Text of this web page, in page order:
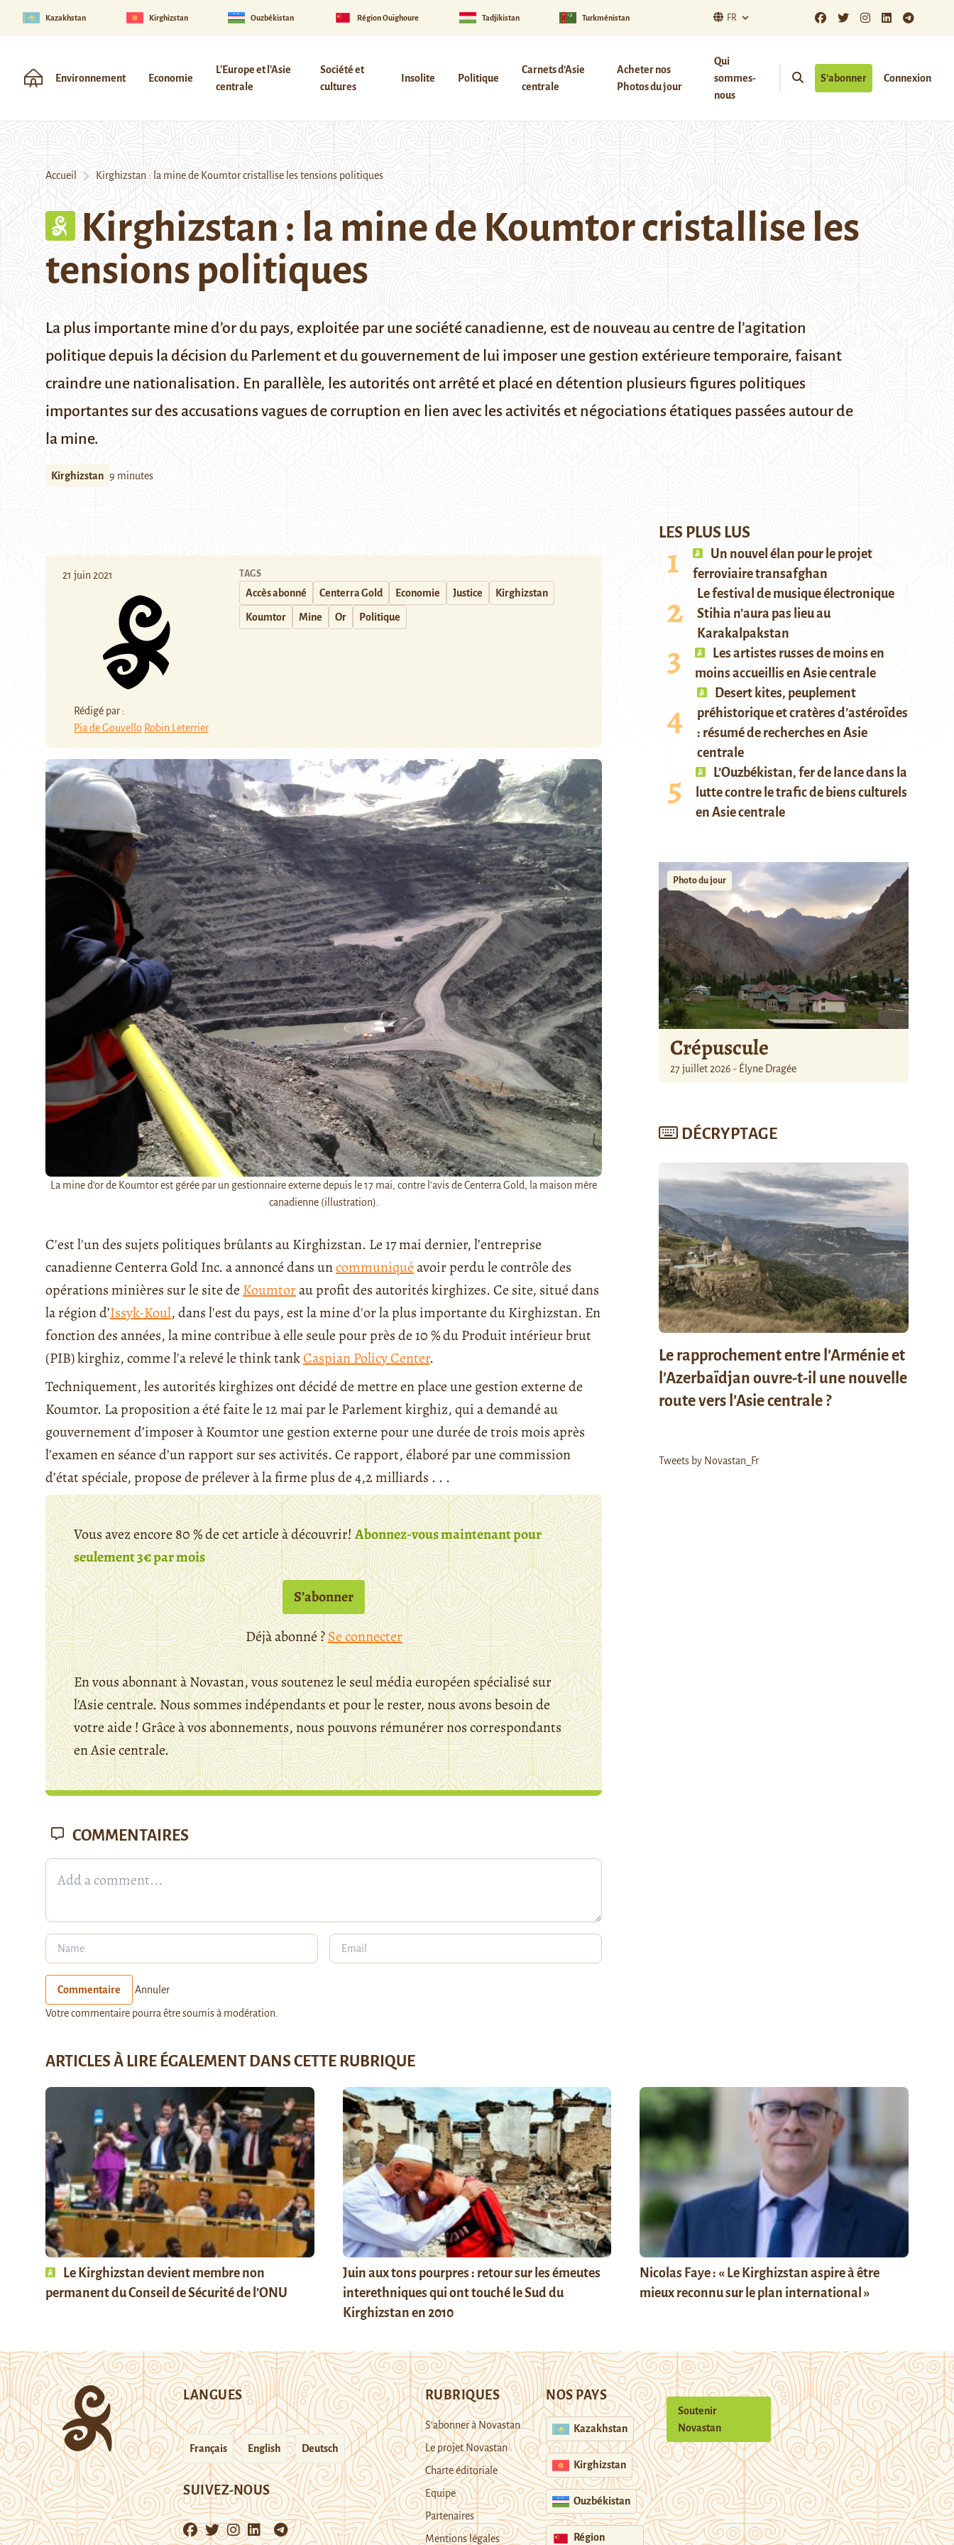
Kazakhstan Kirghizstan Ouzbékistan Région Ouïghoure Tadjikistan Turkménistan FR
Environnement Economie
L'Europe et l'Asie
centrale
Société et
cultures
Insolite Politique
Carnets d’Asie
centrale
Acheter nos
Photos du jour
Qui
sommes-
nous
S’abonner Connexion
Accueil Kirghizstan : la mine de Koumtor cristallise les tensions politiques
Kirghizstan : la mine de Koumtor cristallise les
tensions politiques
La plus importante mine d’or du pays, exploitée par une société canadienne, est de nouveau au centre de l’agitation
politique depuis la décision du Parlement et du gouvernement de lui imposer une gestion extérieure temporaire, faisant
craindre une nationalisation. En parallèle, les autorités ont arrêté et placé en détention plusieurs figures politiques
importantes sur des accusations vagues de corruption en lien avec les activités et négociations étatiques passées autour de
la mine.
Kirghizstan 9 minutes
21 juin 2021
Rédigé par :
Pia de Gouvello Robin Leterrier
TAGS
Accès abonné Centerra Gold Economie Justice Kirghizstan
Koumtor Mine Or Politique
La mine d'or de Koumtor est gérée par un gestionnaire externe depuis le 17 mai, contre l'avis de Centerra Gold, la maison mère
canadienne (illustration).
C'est l'un des sujets politiques brûlants au Kirghizstan. Le 17 mai dernier, l’entreprise
canadienne Centerra Gold Inc. a annoncé dans uncommuniquéavoir perdu le contrôle des
opérations minières sur le site de Koumtorau profit des autorités kirghizes. Ce site, situé dans
la région d’Issyk-Koul, dans l'est du pays, est la mine d'or la plus importante du Kirghizstan. En
fonction des années, la mine contribue à elle seule pour près de 10 % du Produit intérieur brut
(PIB) kirghiz, comme l'a relevé le think tankCaspian Policy Center.
Techniquement, les autorités kirghizes ont décidé de mettre en place une gestion externe de
Koumtor. La proposition a été faite le 12 mai par le Parlement kirghiz, qui a demandé au
gouvernement d’imposer à Koumtor une gestion externe pour une durée de trois mois après
l’examen en séance d’un rapport sur ses activités. Ce rapport, élaboré par une commission
d’état spéciale, propose de prélever à la firme plus de 4,2 milliards . . .
Vous avez encore 80 % de cet article à découvrir!Abonnez-vous maintenant pour
seulement 3€ par mois
S’abonner
Déjà abonné ?Se connecter
En vous abonnant à Novastan, vous soutenez le seul média européen spécialisé sur
l'Asie centrale. Nous sommes indépendants et pour le rester, nous avons besoin de
votre aide ! Grâce à vos abonnements, nous pouvons rémunérer nos correspondants
en Asie centrale.
LES PLUS LUS
Un nouvel élan pour le projet
ferroviaire transafghan
Le festival de musique électronique
Stihia n’aura pas lieu au
Karakalpakstan
Les artistes russes de moins en
moins accueillis en Asie centrale
Desert kites, peuplement
préhistorique et cratères d’astéroïdes
: résumé de recherches en Asie
centrale
L’Ouzbékistan, fer de lance dans la
lutte contre le trafic de biens culturels
en Asie centrale
Photo du jour
Crépuscule
27 juillet 2026 - Élyne Dragée
DÉCRYPTAGE
Le rapprochement entre l’Arménie et
l’Azerbaïdjan ouvre-t-il une nouvelle
route vers l’Asie centrale ?
Tweets by Novastan_Fr
COMMENTAIRES
Commentaire Annuler
Votre commentaire pourra être soumis à modération.
ARTICLES À LIRE ÉGALEMENT DANS CETTE RUBRIQUE
Le Kirghizstan devient membre non
permanent du Conseil de Sécurité de l’ONU
Juin aux tons pourpres : retour sur les émeutes
interethniques qui ont touché le Sud du
Kirghizstan en 2010
Nicolas Faye : « Le Kirghizstan aspire à être
mieux reconnu sur le plan international »
LANGUES
Français English Deutsch
SUIVEZ-NOUS
RUBRIQUES
S’abonner à Novastan
Le projet Novastan
Charte éditoriale
Equipe
Partenaires
Mentions légales
NOS PAYS
Kazakhstan
Kirghizstan
Ouzbékistan
Région
Soutenir
Novastan